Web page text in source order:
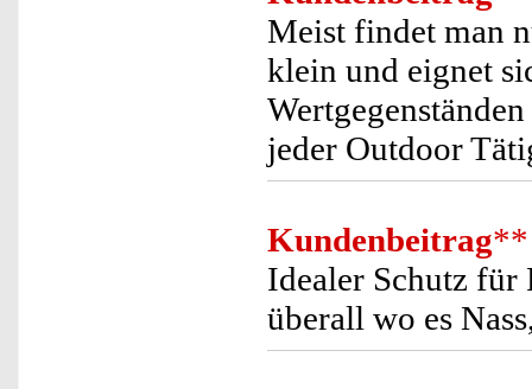
Meist findet man
klein und eignet
jeder Outdoor
Kundenbeitrag**
Idealer Schutz für
überall wo es